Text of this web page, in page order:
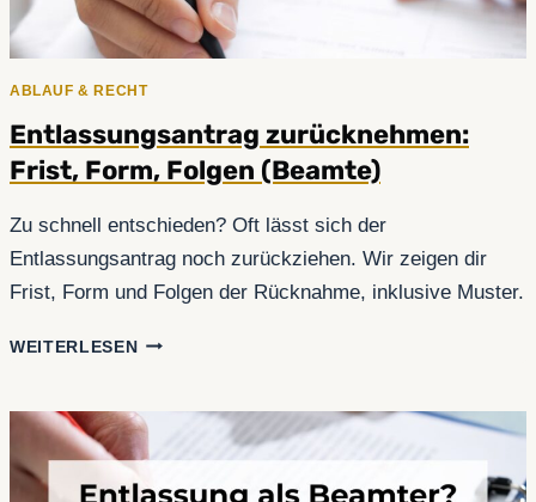
ABLAUF & RECHT
Entlassungsantrag zurücknehmen:
Frist, Form, Folgen (Beamte)
Zu schnell entschieden? Oft lässt sich der
Entlassungsantrag noch zurückziehen. Wir zeigen dir
Frist, Form und Folgen der Rücknahme, inklusive Muster.
WEITERLESENENTLASSUNGSANTRAG
FORM,
FOLGEN
(BEAMTE)